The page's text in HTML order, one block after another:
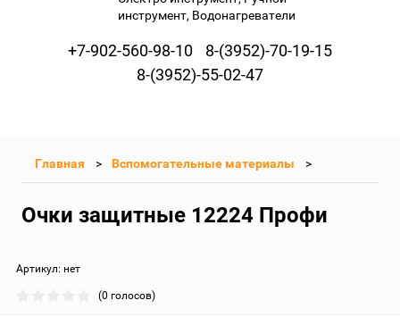
инструмент, Водонагреватели
+7-902-560-98-10
8-(3952)-70-19-15
8-(3952)-55-02-47
Главная Вспомогательные материалы
Очки защитные 12224 Профи
Артикул: нет
(0 голосов)